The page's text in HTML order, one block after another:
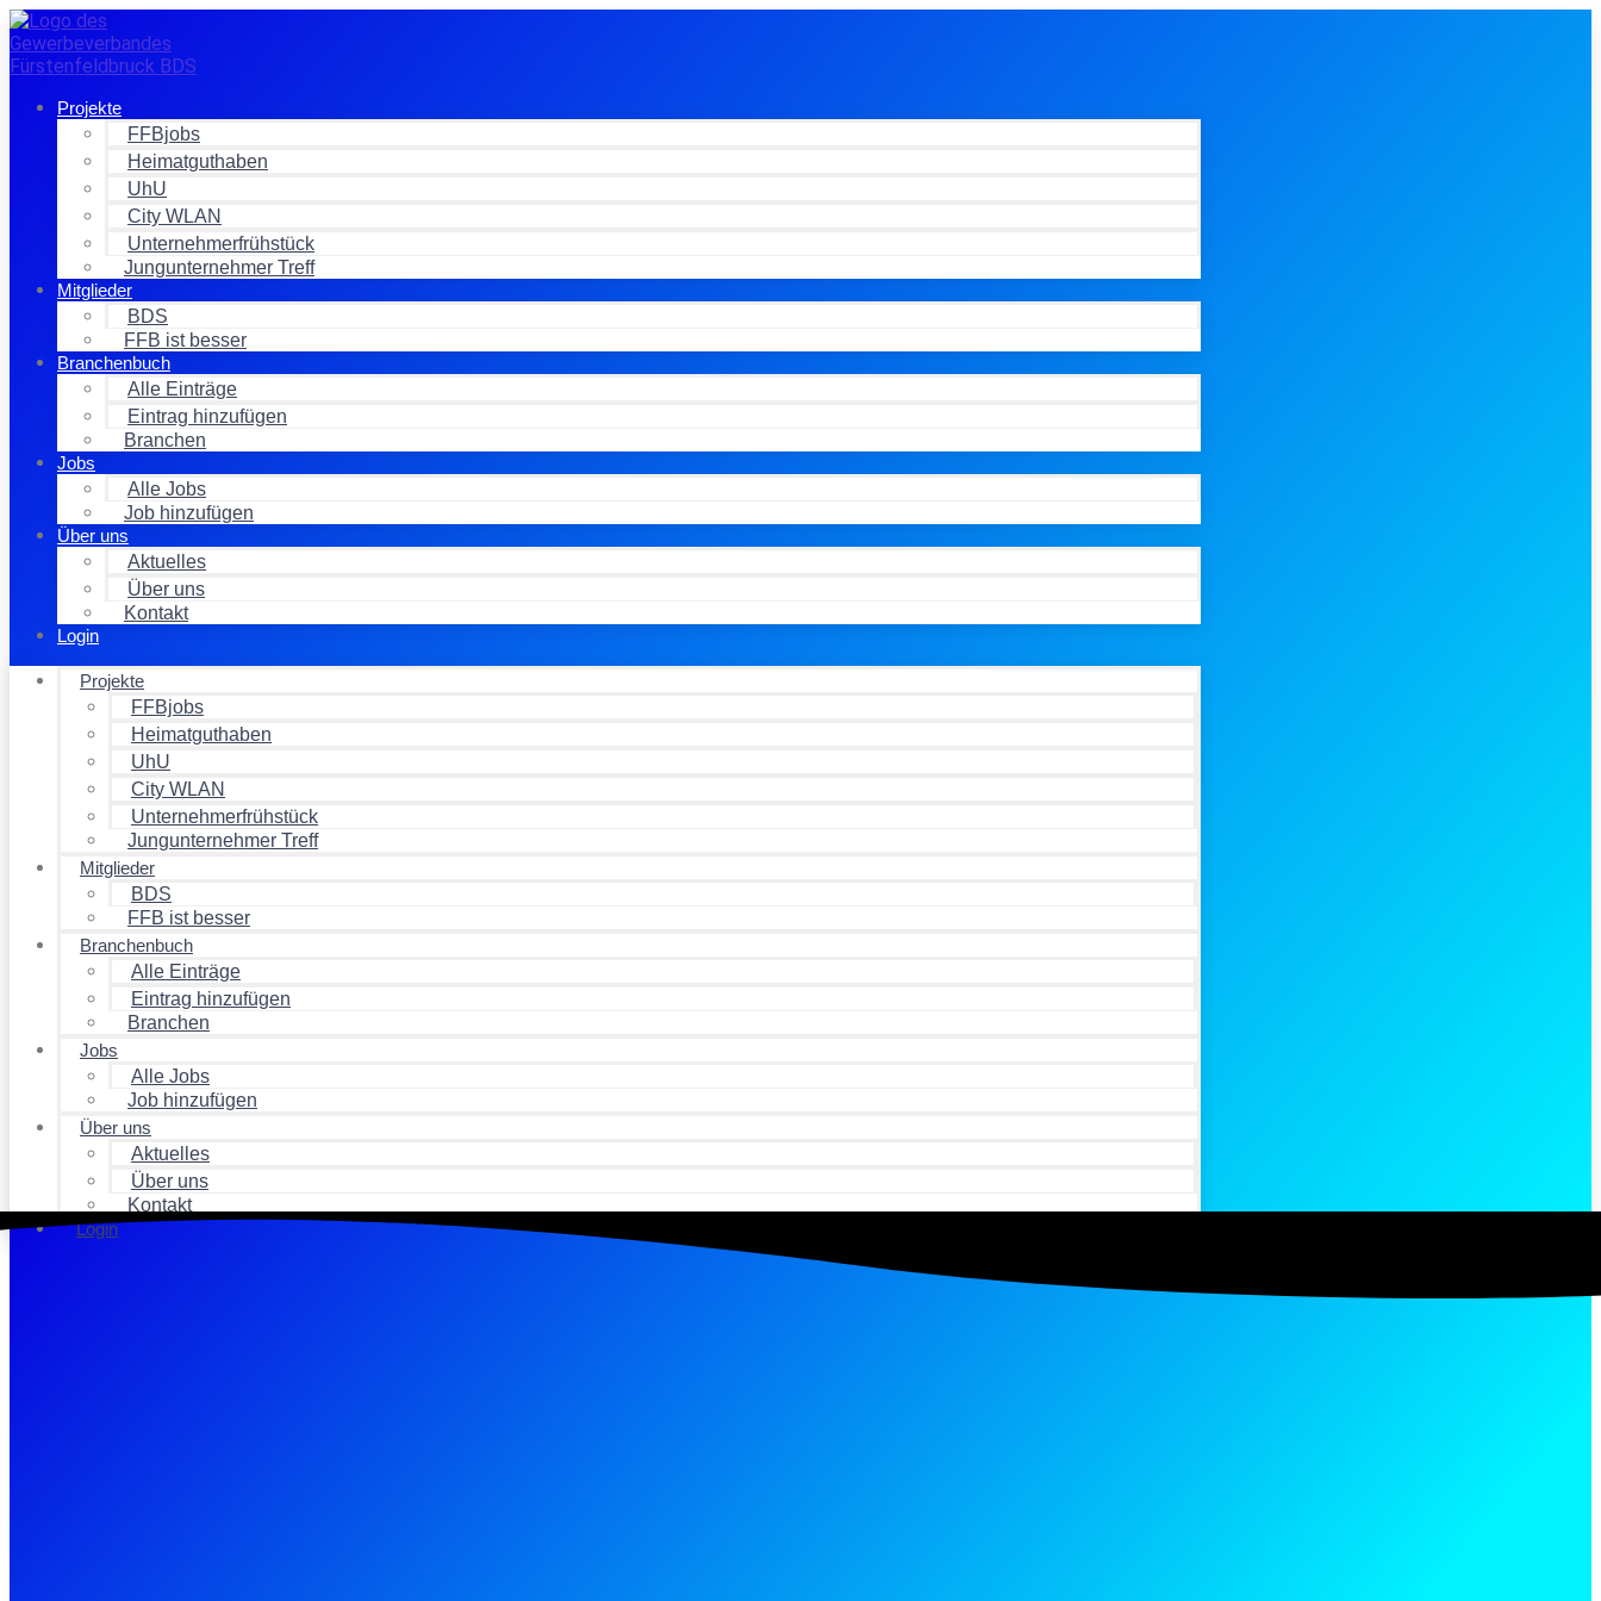
Zum
Inhalt
springen
Projekte
FFBjobs
Heimatguthaben
UhU
City WLAN
Unternehmerfrühstück
Jungunternehmer Treff
Mitglieder
BDS
FFB ist besser
Branchenbuch
Alle Einträge
Eintrag hinzufügen
Branchen
Jobs
Alle Jobs
Job hinzufügen
Über uns
Aktuelles
Über uns
Kontakt
Login
Projekte
FFBjobs
Heimatguthaben
UhU
City WLAN
Unternehmerfrühstück
Jungunternehmer Treff
Mitglieder
BDS
FFB ist besser
Branchenbuch
Alle Einträge
Eintrag hinzufügen
Branchen
Jobs
Alle Jobs
Job hinzufügen
Über uns
Aktuelles
Über uns
Kontakt
Login